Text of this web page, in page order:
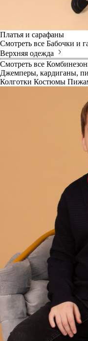
Платья и сарафаны
Смотреть все Бабочки и
Верхняя одежда
Смотреть все
Джемперы, кардиганы,
Колготки Костюмы